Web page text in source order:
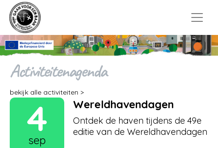
Activiteitenagenda
bekijk alle activiteiten >
4
sep
Wereldhavendagen
Ontdek de haven tijdens de 49e
editie van de Wereldhavendagen